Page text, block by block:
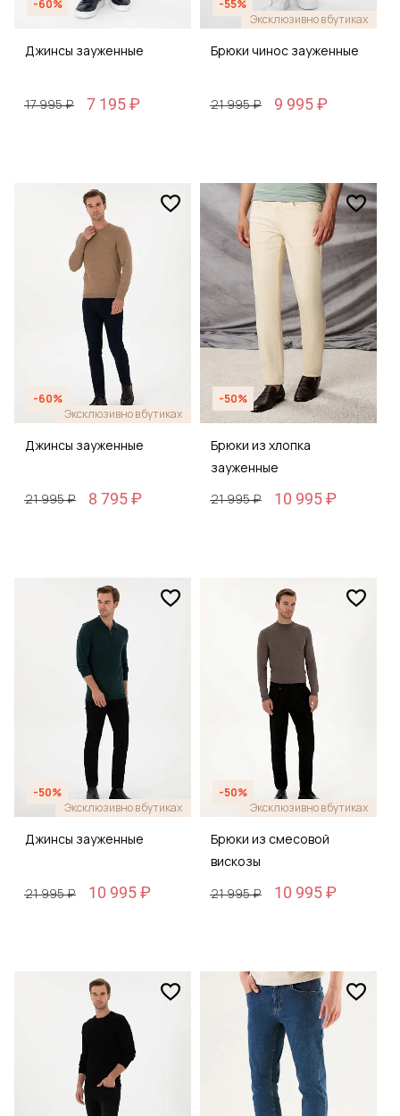
-60%
Джинсы зауженные
17 995 ₽ 7 195 ₽
-55%
Эксклюзивно в бутиках
Брюки чинос зауженные
21 995 ₽ 9 995 ₽
-60%
Эксклюзивно в бутиках
Джинсы зауженные
21 995 ₽ 8 795 ₽
-50%
Брюки из хлопка
зауженные
21 995 ₽
10 995 ₽
-50%
Эксклюзивно в бутиках
Джинсы зауженные
21 995 ₽ 10 995 ₽
-50%
Эксклюзивно в бутиках
Брюки из смесовой
вискозы
21 995 ₽
10 995 ₽